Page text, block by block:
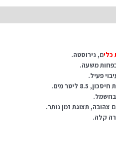
ם, נירוסטה.